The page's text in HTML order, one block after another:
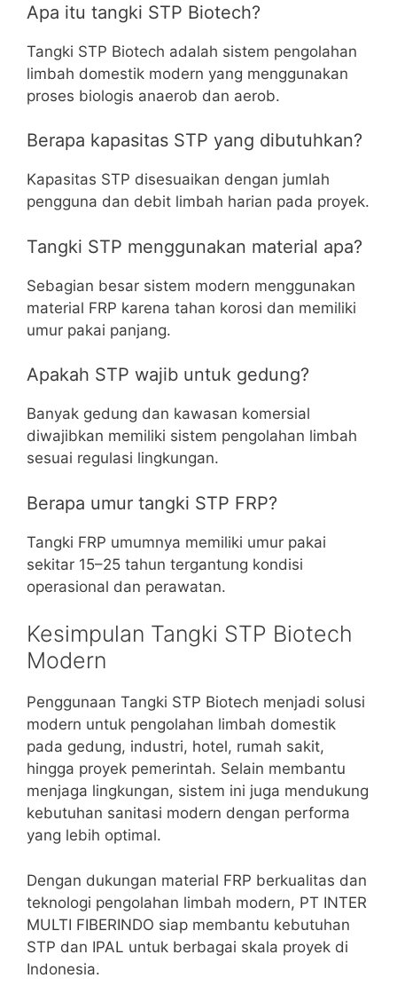
Apa itu tangki STP Biotech?
Tangki STP Biotech adalah sistem pengolahan
limbah domestik modern yang menggunakan
proses biologis anaerob dan aerob.
Berapa kapasitas STP yang dibutuhkan?
Kapasitas STP disesuaikan dengan jumlah
pengguna dan debit limbah harian pada proyek.
Tangki STP menggunakan material apa?
Sebagian besar sistem modern menggunakan
material FRP karena tahan korosi dan memiliki
umur pakai panjang.
Apakah STP wajib untuk gedung?
Banyak gedung dan kawasan komersial
diwajibkan memiliki sistem pengolahan limbah
sesuai regulasi lingkungan.
Berapa umur tangki STP FRP?
Tangki FRP umumnya memiliki umur pakai
sekitar 15–25 tahun tergantung kondisi
operasional dan perawatan.
Kesimpulan Tangki STP Biotech
Modern
Penggunaan Tangki STP Biotech menjadi solusi
modern untuk pengolahan limbah domestik
pada gedung, industri, hotel, rumah sakit,
hingga proyek pemerintah. Selain membantu
menjaga lingkungan, sistem ini juga mendukung
kebutuhan sanitasi modern dengan performa
yang lebih optimal.
Dengan dukungan material FRP berkualitas dan
teknologi pengolahan limbah modern, PT INTER
MULTI FIBERINDO siap membantu kebutuhan
STP dan IPAL untuk berbagai skala proyek di
Indonesia.